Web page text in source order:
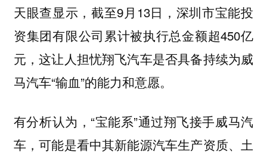
天眼查显示，截至9月13日，深圳市宝能投
资集团有限公司累计被执行总金额超450亿
元，这让人担忧翔飞汽车是否具备持续为威
马汽车“输血”的能力和意愿。
有分析认为，“宝能系”通过翔飞接手威马汽
车，可能是看中其新能源汽车生产资质、土